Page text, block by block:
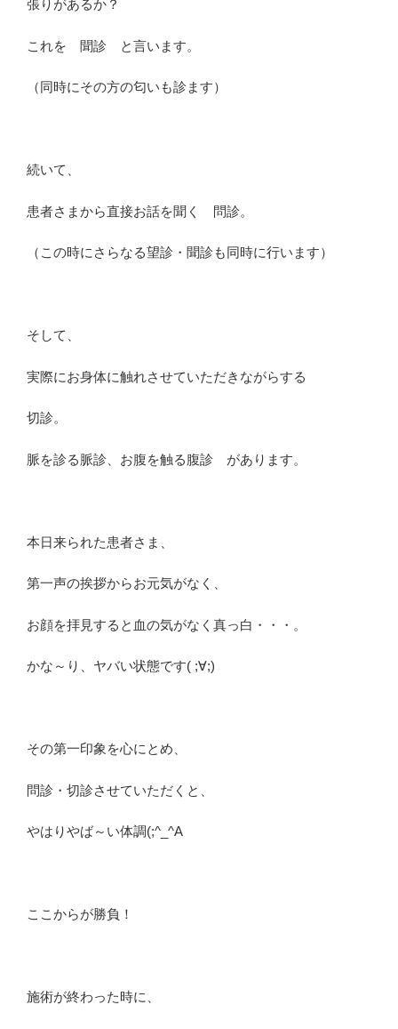
張りがあるか？
これを 聞診 と言います。
（同時にその方の匂いも診ます）
続いて、
患者さまから直接お話を聞く 問診。
（この時にさらなる望診・聞診も同時に行います）
そして、
実際にお身体に触れさせていただきながらする
切診。
脈を診る脈診、お腹を触る腹診 があります。
本日来られた患者さま、
第一声の挨拶からお元気がなく、
お顔を拝見すると血の気がなく真っ白・・・。
かな～り、ヤバい状態です( ;∀;)
その第一印象を心にとめ、
問診・切診させていただくと、
やはりやば～い体調(;^_^A
ここからが勝負！
施術が終わった時に、